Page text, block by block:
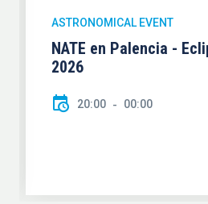
ASTRONOMICAL EVENT
NATE en Palencia -
2026
20:00 00:00